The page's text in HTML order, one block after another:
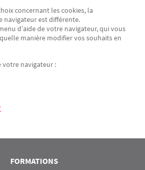
concernant les cookies, la
navigateur est différente.
d’aide de votre navigateur, qui vous
manière modifier vos souhaits en
votre navigateur :
FORMATIONS